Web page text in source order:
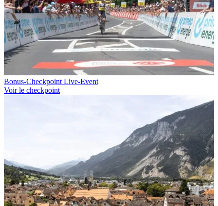
Bonus-Checkpoint Live-Event
Voir le checkpoint